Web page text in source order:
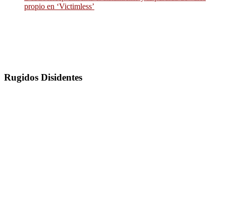
propio en ‘Victimless’
Rugidos Disidentes